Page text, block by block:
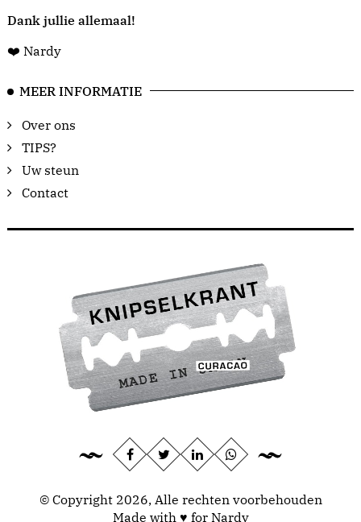
Dank jullie allemaal!
❤️ Nardy
MEER INFORMATIE
Over ons
TIPS?
Uw steun
Contact
© Copyright 2026, Alle rechten voorbehouden
Made with ♥ for Nardy